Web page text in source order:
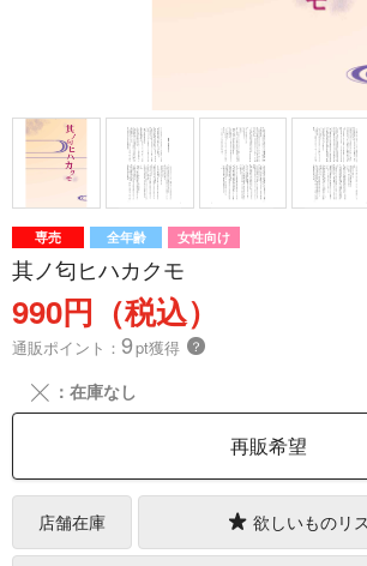
専売 全年齢 女性向け
其ノ匂ヒハカクモ
990円（税込）
通販ポイント： 9pt獲得 ？
╳ ：在庫なし
再販希望
店舗在庫 欲しいものリ